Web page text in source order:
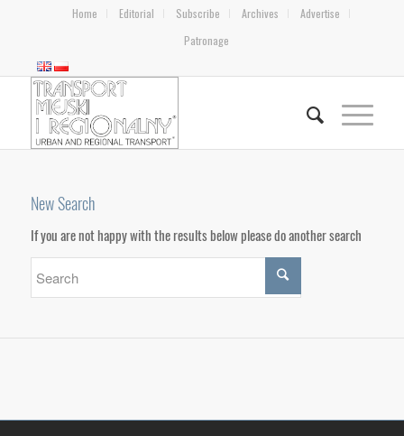
Home Editorial Subscribe Archives
Advertise
Patronage
New Search
If you are not happy with the results below please do another search